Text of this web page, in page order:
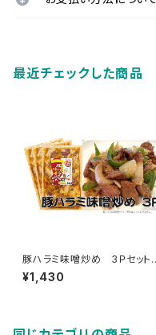
最近チェックした商品
豚ハラミ味噌炒め 3Ｐセッ
（1袋 約300ｇ）
¥1,430